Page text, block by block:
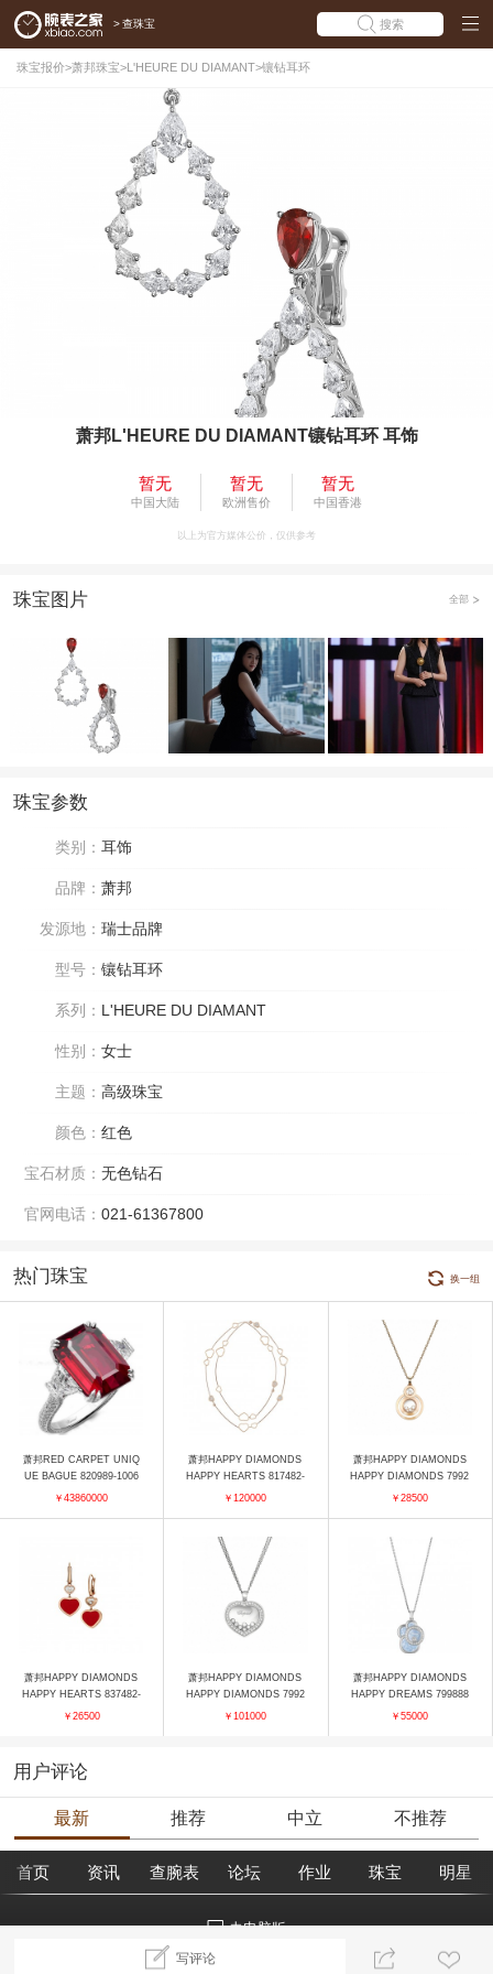
> 查珠宝 搜索
珠宝报价>萧邦珠宝>L'HEURE DU DIAMANT>镶钻耳环
萧邦L'HEURE DU DIAMANT镶钻耳环 耳饰
暂无
中国大陆
暂无
欧洲售价
暂无
中国香港
以上为官方媒体公价，仅供参考
珠宝图片 全部
珠宝参数
类别： 耳饰
品牌： 萧邦
发源地： 瑞士品牌
型号： 镶钻耳环
系列： L'HEURE DU DIAMANT
性别： 女士
主题： 高级珠宝
颜色： 红色
宝石材质： 无色钻石
官网电话： 021-61367800
热门珠宝 换一组
萧邦RED CARPET UNIQ
UE BAGUE 820989-1006
戒指
￥43860000
萧邦HAPPY DIAMONDS
HAPPY HEARTS 817482-
5009 项链
￥120000
萧邦HAPPY DIAMONDS
HAPPY DIAMONDS 7992
10-5001 吊坠
￥28500
萧邦HAPPY DIAMONDS
HAPPY HEARTS 837482-
5810 耳饰
￥26500
萧邦HAPPY DIAMONDS
HAPPY DIAMONDS 7992
02-1003 吊坠
￥101000
萧邦HAPPY DIAMONDS
HAPPY DREAMS 799888
-1007 吊坠
￥55000
用户评论
最新 推荐 中立 不推荐
写评论
首页 资讯 查腕表 论坛 作业 珠宝 明星
去电脑版
©2018腕表之家 m.xbiao.com